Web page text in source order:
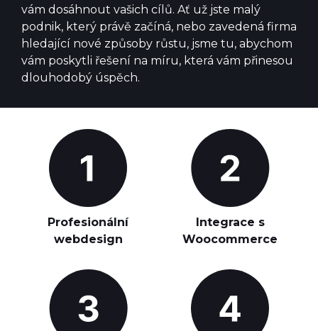
vám dosáhnout vašich cílů. Ať už jste malý
podnik, který právě začíná, nebo zavedená firma
hledající nové způsoby růstu, jsme tu, abychom
vám poskytli řešení na míru, která vám přinesou
dlouhodobý úspěch.
Profesionální
webdesign
Integrace s
Woocommerce